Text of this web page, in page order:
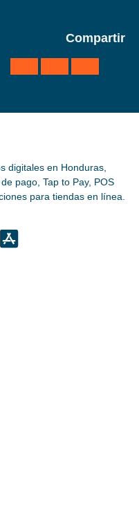
Compartir
digitales en Honduras,
pago, Tap to Pay, POS
para tiendas en línea.